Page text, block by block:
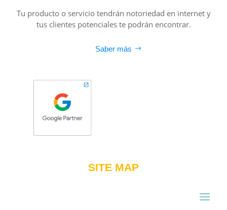
Tu producto o servicio tendrán notoriedad en internet y
tus clientes potenciales te podrán encontrar.
Saber más
SITE MAP